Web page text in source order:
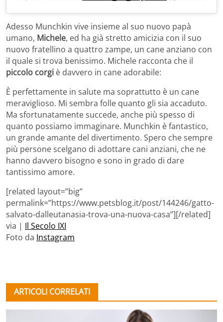
Adesso Munchkin vive insieme al suo nuovo papà
umano, Michele, ed ha già stretto amicizia con il suo
nuovo fratellino a quattro zampe, un cane anziano con
il quale si trova benissimo. Michele racconta che il
piccolo corgi è davvero in cane adorabile:
È perfettamente in salute ma soprattutto è un cane
meraviglioso. Mi sembra folle quanto gli sia accaduto.
Ma sfortunatamente succede, anche più spesso di
quanto possiamo immaginare. Munchkin è fantastico,
un grande amante del divertimento. Spero che sempre
più persone scelgano di adottare cani anziani, che ne
hanno davvero bisogno e sono in grado di dare
tantissimo amore.
[related layout=”big”
permalink=”https://www.petsblog.it/post/144246/gatto-
salvato-dalleutanasia-trova-una-nuova-casa”][/related]
via | Il Secolo IXI
Foto da Instagram
ARTICOLI CORRELATI